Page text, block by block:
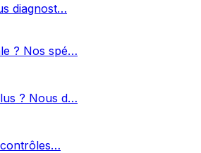
diagnost…
? Nos spé…
? Nous d…